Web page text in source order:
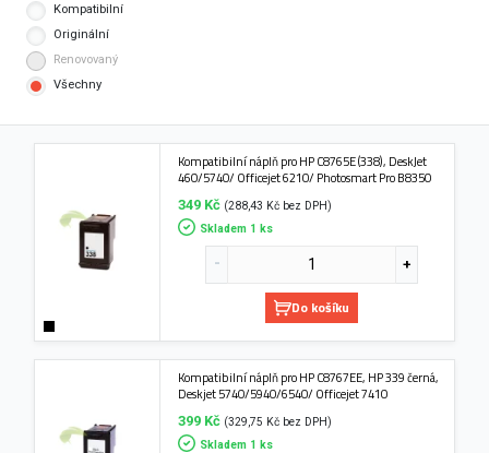
Kompatibilní
Originální
Renovovaný
Všechny
Kompatibilní náplň pro HP C8765E (338), DeskJet
460/5740/ Officejet 6210/ Photosmart Pro B8350
349 Kč (288,43 Kč bez DPH)
Skladem 1 ks
Do košíku
Kompatibilní náplň pro HP C8767EE, HP 339 černá,
Deskjet 5740/5940/6540/ Officejet 7410
399 Kč (329,75 Kč bez DPH)
Skladem 1 ks